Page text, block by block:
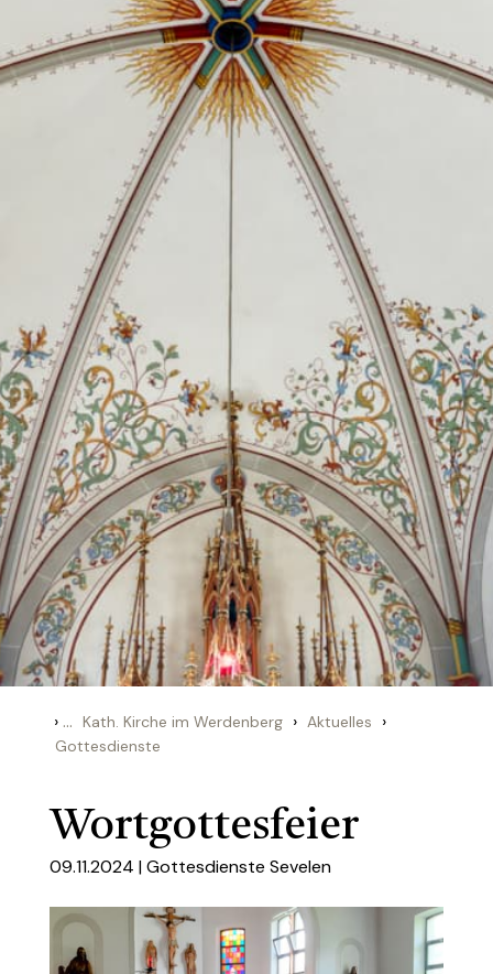
› ... Kath. Kirche im Werdenberg › Aktuelles ›
Gottesdienste
Wortgottesfeier
09.11.2024 |Gottesdienste Sevelen